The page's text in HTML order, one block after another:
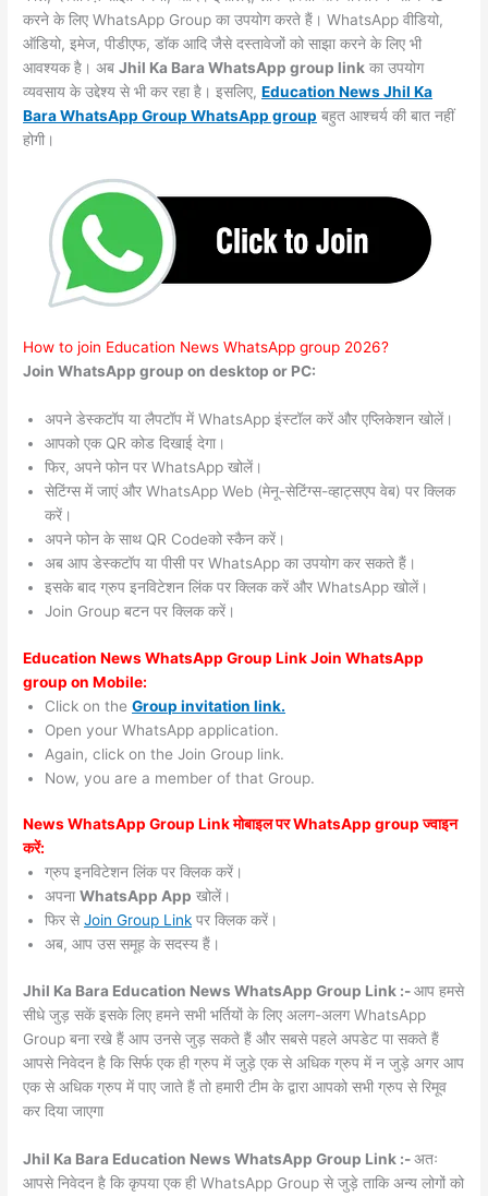
करने के लिए WhatsApp Group का उपयोग करते हैं। WhatsApp वीडियो,
ऑडियो, इमेज, पीडीएफ, डॉक आदि जैसे दस्तावेजों को साझा करने के लिए भी
आवश्यक है। अबJhil Ka Bara WhatsApp group link का उपयोग
व्यवसाय के उद्देश्य से भी कर रहा है। इसलिए,Education News Jhil Ka
Bara WhatsApp Group WhatsApp group बहुत आश्चर्य की बात नहीं
होगी।
How to join Education News WhatsApp group 2026?
Join WhatsApp group on desktop or PC:
अपने डेस्कटॉप या लैपटॉप में WhatsApp इंस्टॉल करें और एप्लिकेशन खोलें।
आपको एक QR कोड दिखाई देगा।
फिर, अपने फोन पर WhatsApp खोलें।
सेटिंग्स में जाएं और WhatsApp Web (मेनू-सेटिंग्स-व्हाट्सएप वेब) पर क्लिक
करें।
अपने फोन के साथ QR Codeको स्कैन करें।
अब आप डेस्कटॉप या पीसी पर WhatsApp का उपयोग कर सकते हैं।
इसके बाद ग्रुप इनविटेशन लिंक पर क्लिक करें और WhatsApp खोलें।
Join Group बटन पर क्लिक करें।
Education News WhatsApp Group Link Join WhatsApp
group on Mobile:
Click on theGroup invitation link.
Open your WhatsApp application.
Again, click on the Join Group link.
Now, you are a member of that Group.
News WhatsApp Group Link मोबाइल पर WhatsApp group ज्वाइन
करें:
ग्रुप इनविटेशन लिंक पर क्लिक करें।
अपनाWhatsApp App खोलें।
फिर सेJoin Group Link पर क्लिक करें।
अब, आप उस समूह के सदस्य हैं।
Jhil Ka Bara Education News WhatsApp Group Link :-आप हमसे
सीधे जुड़ सकें इसके लिए हमने सभी भर्तियों के लिए अलग-अलग WhatsApp
Group बना रखे हैं आप उनसे जुड़ सकते हैं और सबसे पहले अपडेट पा सकते हैं
आपसे निवेदन है कि सिर्फ एक ही ग्रुप में जुड़े एक से अधिक ग्रुप में न जुड़े अगर आप
एक से अधिक ग्रुप में पाए जाते हैं तो हमारी टीम के द्वारा आपको सभी ग्रुप से रिमूव
कर दिया जाएगा
Jhil Ka Bara Education News WhatsApp Group Link :-अतः
आपसे निवेदन है कि कृपया एक ही WhatsApp Group से जुड़े ताकि अन्य लोगों को